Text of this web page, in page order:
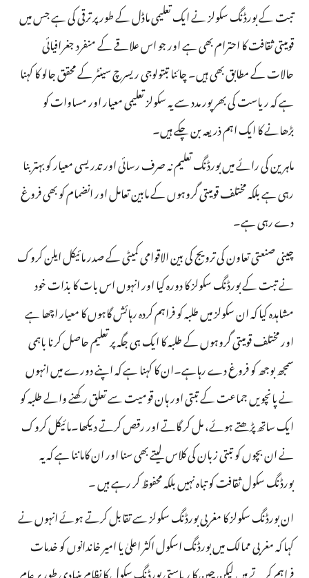
تبت کے بورڈنگ سکولز نے ایک تعلیمی ماڈل کے طور پر ترقی کی ہے جس میں
قومیتی ثقافت کا احترام بھی ہے اور جو اس علاقے کے منفرد جغرافیائی
حالات کے مطابق بھی ہیں۔ چائنا تبتولوجی ریسرچ سینٹر کے محقق جالو کا کہنا
ہے کہ ریاست کی بھرپور مدد سے یہ سکولز تعلیمی معیار اور مساوات کو
بڑھانے کا ایک اہم ذریعہ بن چکے ہیں۔
ماہرین کی رائے میں بورڈنگ تعلیم نہ صرف رسائی اور تدریسی معیار کو بہتر بنا
رہی ہے بلکہ مختلف قومیتی گروہوں کے مابین تعامل اور انضمام کو بھی فروغ
دے رہی ہے۔
چینی صنعتی تعاون کی ترویج کی بین الاقوامی کمیٹی کے صدر مائیکل ایلن کروک
نے تبت کے بورڈنگ سکولز کا دورہ کیا اور انہوں اس بات کا بذات خود
مشاہدہ کیا کہ ان سکولز میں طلبہ کو فراہم کردہ رہائش گاہوں کا معیار اچھا ہے
اور مختلف قومیتی گروہوں کے طلبہ کا ایک ہی جگہ پر تعلیم حاصل کرنا باہمی
سمجھ بوجھ کو فروغ دے رہاہے۔ان کا کہنا ہے کہ اپنے دورے میں انہوں
نے پانچویں جماعت کے تبتی اور ہان قومیت سے تعلق رکھنے والے طلبہ کو
ایک ساتھ پڑھتے ہوئے، مل کر گاتے اور رقص کرتے دیکھا۔مائیکل کروک
نے ان بچوں کو تبتی زبان کی کلاس لیتے بھی سنا اور ان کاماننا ہے کہ یہ
بورڈنگ سکول ثقافت کو تباہ نہیں بلکہ محفوظ کر رہے ہیں ۔
ان بورڈنگ سکولز کا مغربی بورڈنگ سکولز سے تقابل کرتے ہوئے انہوں نے
کہا کہ مغربی ممالک میں بورڈنگ اسکول اکثر اعلیٰ یا امیر خاندانوں کو خدمات
فراہم کرتے ہیں لیکن چین کا ریاستی بورڈنگ سکول کا نظام بنیادی طور پر عام